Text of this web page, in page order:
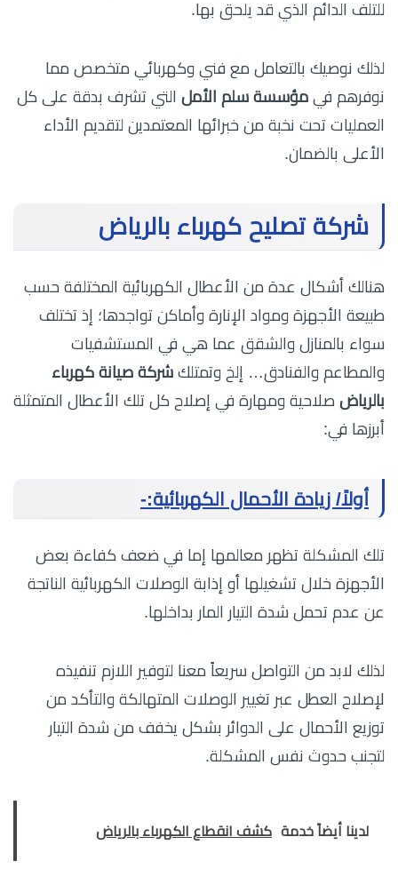
للتلف الدائم الذي قد يلحق بها.
لذلك نوصيك بالتعامل مع فني وكهربائي متخصص مما
نوفرهم في مؤسسة سلم الأمل التي تشرف بدقة على كل
العمليات تحت نخبة من خبرائها المعتمدين لتقديم الأداء
الأعلى بالضمان.
شركة تصليح كهرباء بالرياض
هنالك أشكال عدة من الأعطال الكهربائية المختلفة حسب
طبيعة الأجهزة ومواد الإنارة وأماكن تواجدها؛ إذ تختلف
سواء بالمنازل والشقق عما هي في المستشفيات
والمطاعم والفنادق… إلخ وتمتلك شركة صيانة كهرباء
بالرياض صلاحية ومهارة في إصلاح كل تلك الأعطال المتمثلة
أبرزها في:
أولاً/ زيادة الأحمال الكهربائية:-
تلك المشكلة تظهر معالمها إما في ضعف كفاءة بعض
الأجهزة خلال تشغيلها أو إذابة الوصلات الكهربائية الناتجة
عن عدم تحمل شدة التيار المار بداخلها.
لذلك لابد من التواصل سريعاً معنا لتوفير اللازم تنفيذه
لإصلاح العطل عبر تغيير الوصلات المتهالكة والتأكد من
توزيع الأحمال على الدوائر بشكل يخفف من شدة التيار
لتجنب حدوث نفس المشكلة.
لدينا أيضاً خدمة كشف انقطاع الكهرباء بالرياض